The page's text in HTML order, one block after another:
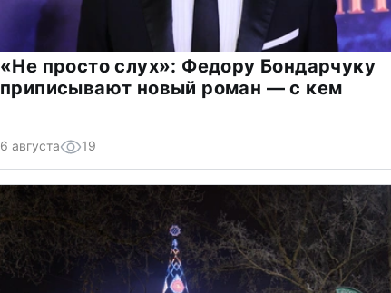
«Не просто слух»: Федору Бондарчуку
приписывают новый роман — с кем
6 августа 19